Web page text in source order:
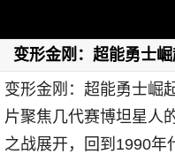
变形金刚：超能勇士
变形金刚：超能勇士崛
片聚焦几代赛博坦星人
之战展开，回到1990年